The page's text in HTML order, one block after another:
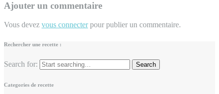
Ajouter un commentaire
Vous devez vous connecterpour publier un commentaire.
Rechercher une recette :
Search for:
Categories de recette